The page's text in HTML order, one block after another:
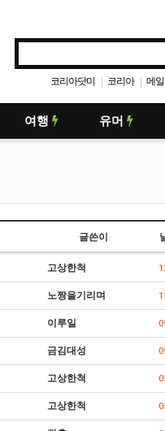
코리아닷미 | 코리아 | 메
여행 유머
글쓴이
고상한척
노짱을기리며
이루일
금김대성
고상한척
고상한척